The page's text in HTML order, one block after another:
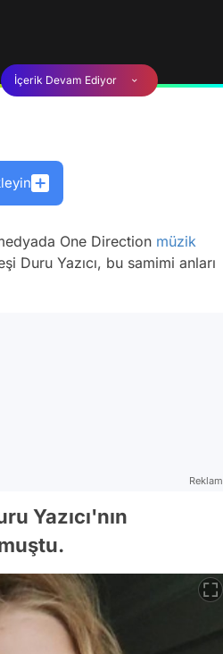
İçerik Devam Ediyor
One Direction müzik
Duru Yazıcı, bu samimi anları
Reklam
Yazıcı'nın